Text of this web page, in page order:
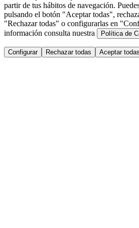
partir de tus hábitos de navegación.
pulsando el botón "Aceptar todas",
"Rechazar todas" o configurarlas en
información consulta nuestra
Política de
Configurar Rechazar todas Aceptar todas